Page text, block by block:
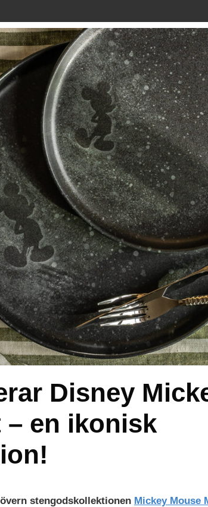
Disney
en ikonisk
stengodskollektionen Mickey Mouse